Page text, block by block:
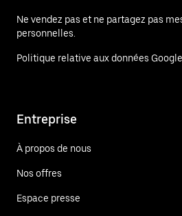
Ne vendez pas et ne partagez pas
personnelles.
Politique relative aux données Google
Entreprise
À propos de nous
Nos offres
Espace presse